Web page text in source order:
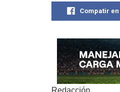
Compatir
Redacción